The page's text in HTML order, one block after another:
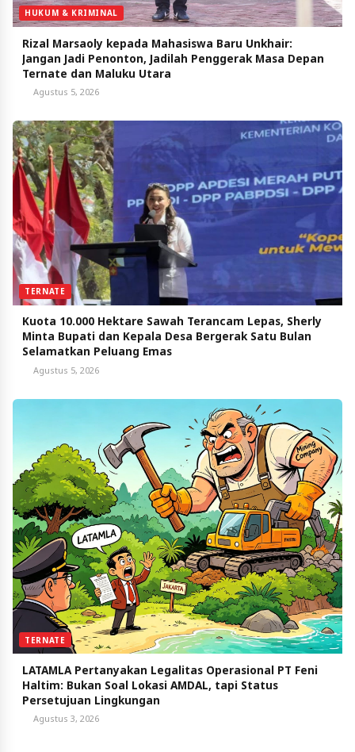
HUKUM & KRIMINAL
Rizal Marsaoly kepada Mahasiswa Baru Unkhair:
Jangan Jadi Penonton, Jadilah Penggerak Masa Depan
Ternate dan Maluku Utara
Agustus 5, 2026
TERNATE
Kuota 10.000 Hektare Sawah Terancam Lepas, Sherly
Minta Bupati dan Kepala Desa Bergerak Satu Bulan
Selamatkan Peluang Emas
Agustus 5, 2026
TERNATE
LATAMLA Pertanyakan Legalitas Operasional PT Feni
Haltim: Bukan Soal Lokasi AMDAL, tapi Status
Persetujuan Lingkungan
Agustus 3, 2026